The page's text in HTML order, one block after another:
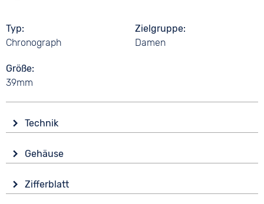
Typ
Chronograph
Zielgruppe
Damen
Größe
39mm
Technik
Batterie (Quarz)
Wasserdicht
10 bar
Gehäuse
Edelstahl
Zifferblatt